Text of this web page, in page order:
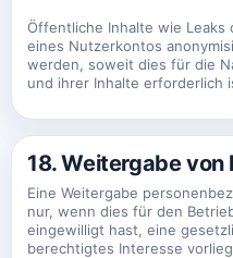
Öffentliche Inhalte wie Leaks
eines Nutzerkontos
werden, soweit dies für die
und ihrer Inhalte erforderlich
18. Weitergabe
Eine Weitergabe
nur, wenn dies für den
eingewilligt hast, eine
berechtigtes Interesse